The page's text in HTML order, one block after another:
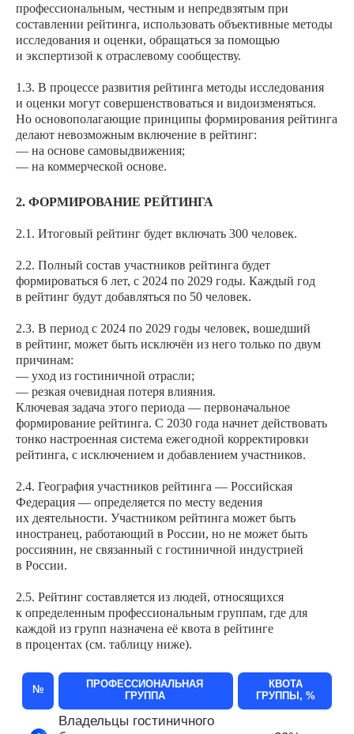
профессиональным, честным и непредвзятым при
составлении рейтинга, использовать объективные методы
исследования и оценки, обращаться за помощью
и экспертизой к отраслевому сообществу.
1.3. В процессе развития рейтинга методы исследования
и оценки могут совершенствоваться и видоизменяться.
Но основополагающие принципы формирования рейтинга
делают невозможным включение в рейтинг:
— на основе самовыдвижения;
— на коммерческой основе.
2. ФОРМИРОВАНИЕ РЕЙТИНГА
2.1. Итоговый рейтинг будет включать 300 человек.
2.2. Полный состав участников рейтинга будет
формироваться 6 лет, с 2024 по 2029 годы. Каждый год
в рейтинг будут добавляться по 50 человек.
2.3. В период с 2024 по 2029 годы человек, вошедший
в рейтинг, может быть исключён из него только по двум
причинам:
— уход из гостиничной отрасли;
— резкая очевидная потеря влияния.
Ключевая задача этого периода — первоначальное
формирование рейтинга. С 2030 года начнет действовать
тонко настроенная система ежегодной корректировки
рейтинга, с исключением и добавлением участников.
2.4. География участников рейтинга — Российская
Федерация — определяется по месту ведения
их деятельности. Участником рейтинга может быть
иностранец, работающий в России, но не может быть
россиянин, не связанный с гостиничной индустрией
в России.
2.5. Рейтинг составляется из людей, относящихся
к определенным профессиональным группам, где для
каждой из групп назначена её квота в рейтинге
в процентах (см. таблицу ниже).
КВОТА
ГРУППЫ, %
№
ПРОФЕССИОНАЛЬНАЯ
ГРУППА
Эксперты, консультанты,
специалисты гостиничной
индустрии
управляющие компании
Генеральные менеджеры
отелей и других средств
размещения
инструменты продаж
Поставщики гостиничного
IT услуги и сервисы
для отелей
организации
Владельцы гостиничного
бизнеса,
предприниматели,
инвесторы
15%
10%
10%
10%
20%